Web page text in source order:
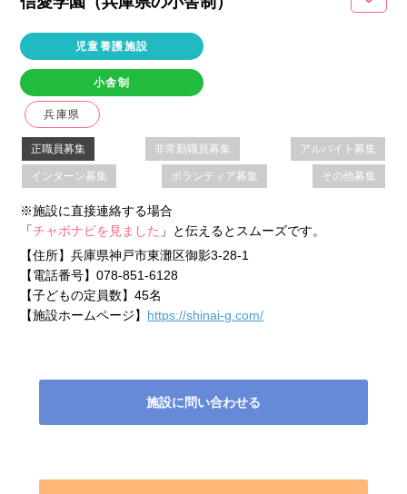
児童養護施設
小舎制
兵庫県
正職員募集 非常勤職員募集 アルバイト募集
インターン募集 ボランティア募集 その他募集
※施設に直接連絡する場合
「チャボナビを見ました 」と伝えるとスムーズです。
【住所】兵庫県神戸市東灘区御影3-28-1
【電話番号】078-851-6128
【子どもの定員数】45名
【施設ホームページ】 https://shinai-g.com/
施設に問い合わせる